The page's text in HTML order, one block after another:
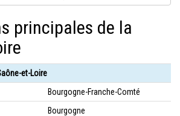
principales de la
et-Loire
Bourgogne-Franche-Comté
Bourgogne